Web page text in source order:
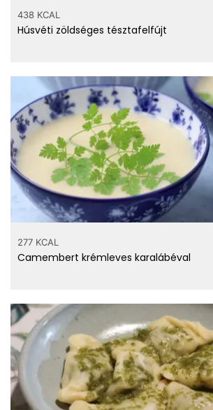
438 KCAL
Húsvéti zöldséges tésztafelfújt
277 KCAL
Camembert krémleves karalábéval